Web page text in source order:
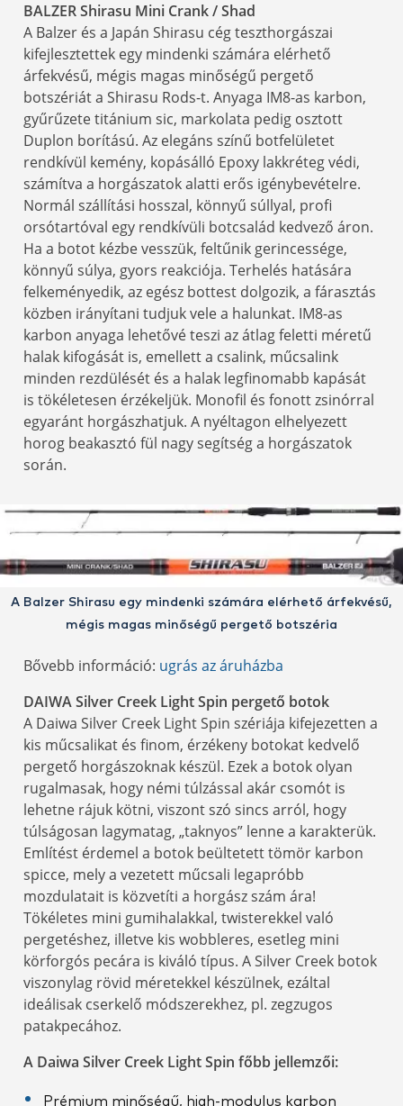
BALZER Shirasu Mini Crank / Shad
A Balzer és a Japán Shirasu cég teszthorgászai
kifejlesztettek egy mindenki számára elérhető
árfekvésű, mégis magas minőségű pergető
botszériát a Shirasu Rods-t. Anyaga IM8-as karbon,
gyűrűzete titánium sic, markolata pedig osztott
Duplon borítású. Az elegáns színű botfelületet
rendkívül kemény, kopásálló Epoxy lakkréteg védi,
számítva a horgászatok alatti erős igénybevételre.
Normál szállítási hosszal, könnyű súllyal, profi
orsótartóval egy rendkívüli botcsalád kedvező áron.
Ha a botot kézbe vesszük, feltűnik gerincessége,
könnyű súlya, gyors reakciója. Terhelés hatására
felkeményedik, az egész bottest dolgozik, a fárasztás
közben irányítani tudjuk vele a halunkat. IM8-as
karbon anyaga lehetővé teszi az átlag feletti méretű
halak kifogását is, emellett a csalink, műcsalink
minden rezdülését és a halak legfinomabb kapását
is tökéletesen érzékeljük. Monofil és fonott zsinórral
egyaránt horgászhatjuk. A nyéltagon elhelyezett
horog beakasztó fül nagy segítség a horgászatok
során.
A Balzer Shirasu egy mindenki számára elérhető árfekvésű,
mégis magas minőségű pergető botszéria
Bővebb információ: ugrás az áruházba
DAIWA Silver Creek Light Spin pergető botok
A Daiwa Silver Creek Light Spin szériája kifejezetten a
kis műcsalikat és finom, érzékeny botokat kedvelő
pergető horgászoknak készül. Ezek a botok olyan
rugalmasak, hogy némi túlzással akár csomót is
lehetne rájuk kötni, viszont szó sincs arról, hogy
túlságosan lagymatag, „taknyos” lenne a karakterük.
Említést érdemel a botok beültetett tömör karbon
spicce, mely a vezetett műcsali legapróbb
mozdulatait is közvetíti a horgász szám ára!
Tökéletes mini gumihalakkal, twisterekkel való
pergetéshez, illetve kis wobbleres, esetleg mini
körforgós pecára is kiváló típus. A Silver Creek botok
viszonylag rövid méretekkel készülnek, ezáltal
ideálisak cserkelő módszerekhez, pl. zegzugos
patakpecához.
A Daiwa Silver Creek Light Spin főbb jellemzői:
Prémium minőségű, high-modulus karbon